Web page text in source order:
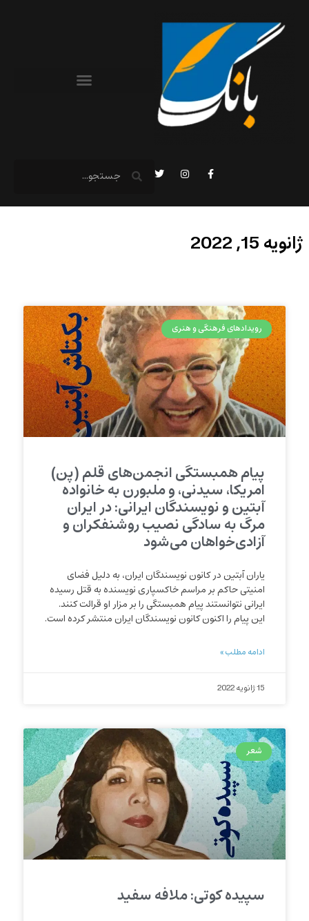
ژانویه 15, 2022
رویدادهای فرهنگی و هنری
پیام همبستگی انجمن‌های قلم (پن)
امریکا، سیدنی، و ملبورن به خانواده
آبتین و نویسندگان ایرانی: در ایران
مرگ به سادگی نصیب روشنفکران و
آزادی‌خواهان می‌شود
یاران آبتین در کانون نویسندگان ایران، به دلیل فضای
امنیتی حاکم بر مراسم خاکسپاری نویسنده به قتل رسیده
ایرانی نتوانستند پیام همبستگی را بر مزار او قرائت کنند.
این پیام را اکنون کانون نویسندگان ایران منتشر کرده است.
ادامه مطلب »
15 ژانویه 2022
شعر
سپیده کوتی: ملافه سفید